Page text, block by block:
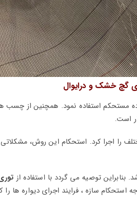
گچ خشک و درایوال
مستحکم استفاده نمود. همچنین از
است.
را اجرا کرد. استحکام این روش،
بنابراین توصیه می گردد با استفاده از
سازه ، فرایند اجرای دیواره ها